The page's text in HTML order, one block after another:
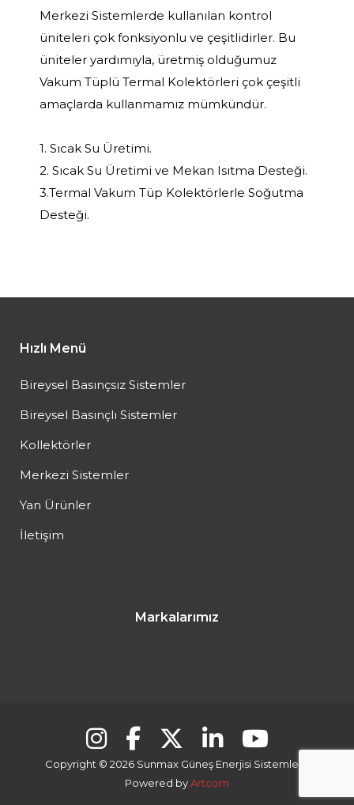
Merkezi Sistemlerde kullanılan kontrol
üniteleri çok fonksiyonlu ve çeşitlidirler. Bu
üniteler yardımıyla, üretmiş olduğumuz
Vakum Tüplü Termal Kolektörleri çok çeşitli
amaçlarda kullanmamız mümkündür.
1. Sıcak Su Üretimi.
2. Sıcak Su Üretimi ve Mekan Isıtma Desteği.
3.Termal Vakum Tüp Kolektörlerle Soğutma
Desteği.
Hızlı Menü
Bireysel Basınçsız Sistemler
Bireysel Basınçlı Sistemler
Kollektörler
Merkezi Sistemler
Yan Ürünler
İletişim
Markalarımız
Copyright © 2026 Sunmax Güneş Enerjisi Sistemleri |
Powered byArtcom